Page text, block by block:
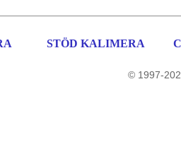
STÖD KALIMERA
© 1997-